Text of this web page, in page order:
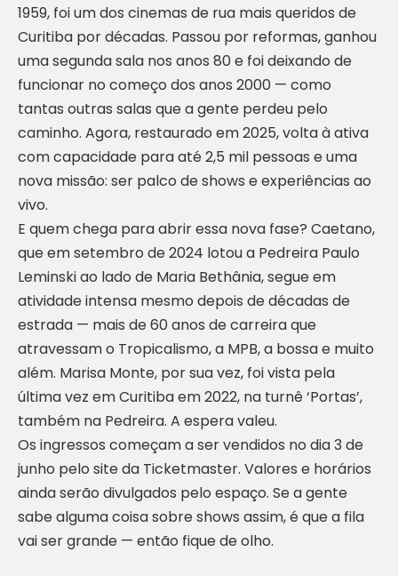
1959, foi um dos cinemas de rua mais queridos de
Curitiba por décadas. Passou por reformas, ganhou
uma segunda sala nos anos 80 e foi deixando de
funcionar no começo dos anos 2000 — como
tantas outras salas que a gente perdeu pelo
caminho. Agora, restaurado em 2025, volta à ativa
com capacidade para até 2,5 mil pessoas e uma
nova missão: ser palco de shows e experiências ao
vivo.
E quem chega para abrir essa nova fase? Caetano,
que em setembro de 2024 lotou a Pedreira Paulo
Leminski ao lado de Maria Bethânia, segue em
atividade intensa mesmo depois de décadas de
estrada — mais de 60 anos de carreira que
atravessam o Tropicalismo, a MPB, a bossa e muito
além. Marisa Monte, por sua vez, foi vista pela
última vez em Curitiba em 2022, na turnê ‘Portas’,
também na Pedreira. A espera valeu.
Os ingressos começam a ser vendidos no dia 3 de
junho pelo site da Ticketmaster. Valores e horários
ainda serão divulgados pelo espaço. Se a gente
sabe alguma coisa sobre shows assim, é que a fila
vai ser grande — então fique de olho.